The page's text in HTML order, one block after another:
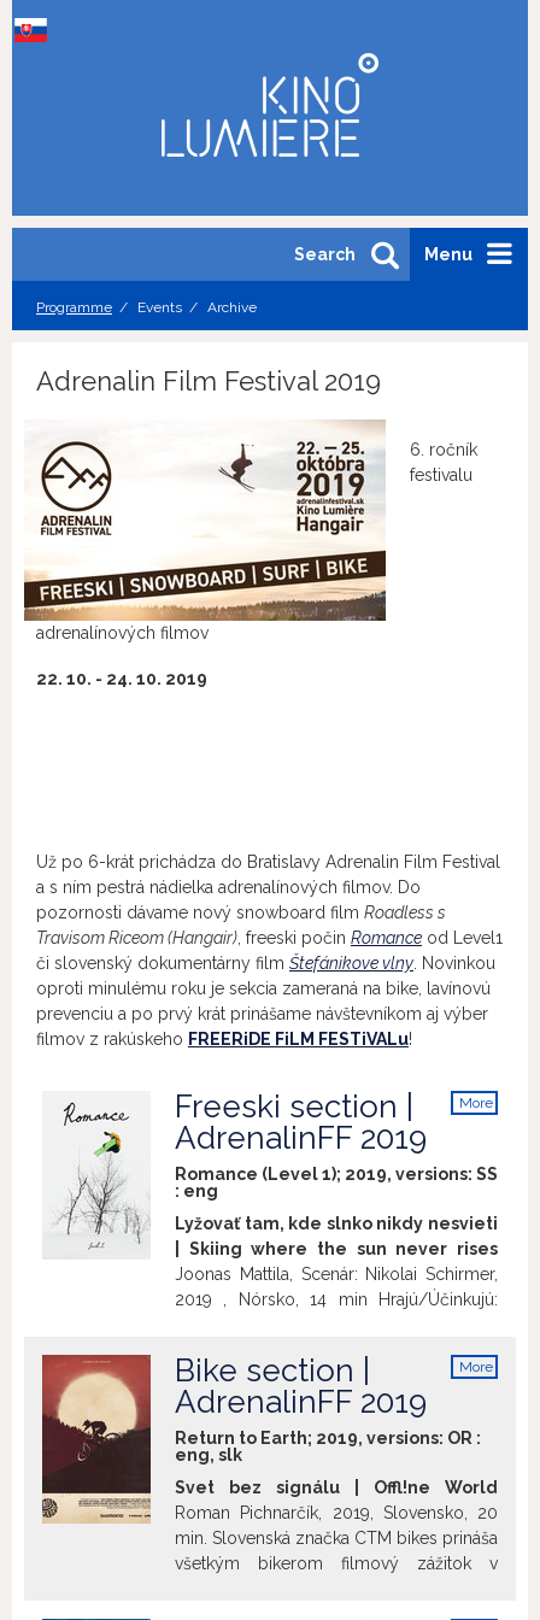
Menu
Search
Programme Events Archive
Adrenalin Film Festival 2019
6. ročník
festivalu
adrenalínových filmov
22. 10. - 24. 10. 2019
Už po 6-krát prichádza do Bratislavy Adrenalin Film Festival
a s ním pestrá nádielka adrenalínových filmov. Do
pozornosti dávame nový snowboard film Roadless s
Travisom Riceom (Hangair) , freeski počin Romance od Level1
či slovenský dokumentárny film Štefánikove vlny . Novinkou
oproti minulému roku je sekcia zameraná na bike, lavínovú
prevenciu a po prvý krát prinášame návštevníkom aj výber
filmov z rakúskeho FREERiDE FiLM FESTiVALu!
More
Freeski section |
AdrenalinFF 2019
Romance (Level 1); 2019, versions: SS
: eng
Lyžovať tam, kde slnko nikdy nesvieti
| Skiing where the sun never rises
Joonas Mattila, Scenár: Nikolai Schirmer,
2019 , Nórsko, 14 min Hrajú/Účinkujú:
Nikolaia Schirmera, ktorý sa rozhodne
počas zimnej sezóny čo najviac znížiť
zvyknutý dochádzať za podmienkami
veľké vzdialenosti, nie je to vôbec
jednoduchá úloha.
Romanca |
Romance
Level 1, 2019, USA, 65 min
Hrajú/Účinkujú: Lucas Stål Madison,
Laurent De Martin, Sämi Ortlieb, Chris
More
Bike section |
AdrenalinFF 2019
Return to Earth; 2019, versions: OR :
eng, slk
Svet bez signálu | Offl!ne World
Roman Pichnarčík, 2019, Slovensko, 20
min. Slovenská značka CTM bikes prináša
všetkým bikerom filmový zážitok v